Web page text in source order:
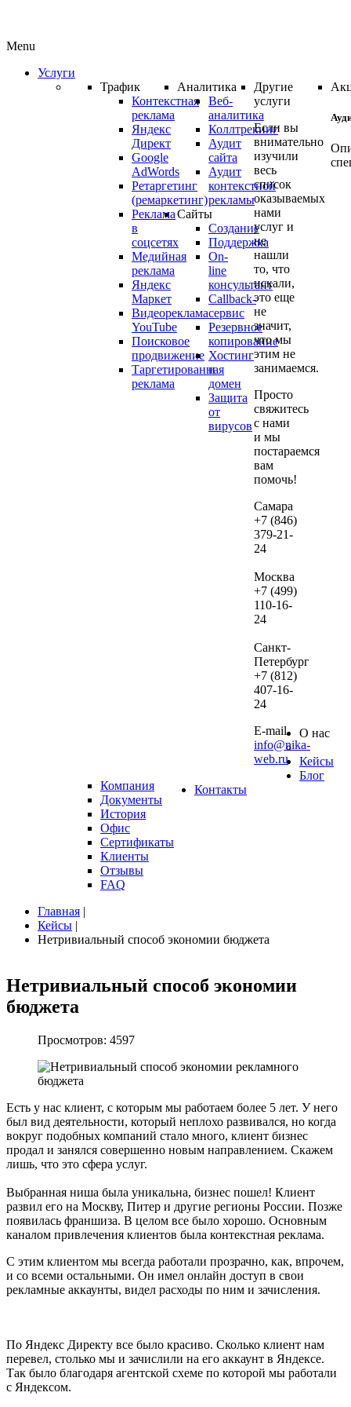
Menu
Услуги
Трафик
Контекстная
реклама
Яндекс
Директ
Google
AdWords
Ретаргетинг
(ремаркетинг)
Реклама
в
соцсетях
Медийная
реклама
Яндекс
Маркет
Видеореклама
YouTube
Поисковое
продвижение
Таргетированная
реклама
Аналитика
Веб-
аналитика
Коллтрекинг
Аудит
сайта
Аудит
контекстной
рекламы
Сайты
Создание
Поддержка
On-
line
консультант
Callback-
сервис
Резервное
копирование
Хостинг
и
домен
Защита
от
вирусов
Другие
услуги
Если вы
внимательно
изучили
весь
список
оказываемых
нами
услуг и
не
нашли
то, что
искали,
это еще
не
значит,
что мы
этим не
занимаемся.
Просто
свяжитесь
с нами
и мы
постараемся
вам
помочь!
Самара
+7 (846)
379-21-
24
Москва
+7 (499)
110-16-
24
Санкт-
Петербург
+7 (812)
407-16-
24
E-mail
info@nika-
web.ru
О нас
Компания
Документы
История
Офис
Сертификаты
Клиенты
Отзывы
FAQ
Кейсы
Блог
Контакты
Главная |
Кейсы |
Нетривиальный способ экономии бюджета
Нетривиальный способ экономии
бюджета
Просмотров: 4597
Есть у нас клиент, с которым мы работаем более 5 лет. У него
был вид деятельности, который неплохо развивался, но когда
вокруг подобных компаний стало много, клиент бизнес
продал и занялся совершенно новым направлением. Скажем
лишь, что это сфера услуг.
Выбранная ниша была уникальна, бизнес пошел! Клиент
развил его на Москву, Питер и другие регионы России. Позже
появилась франшиза. В целом все было хорошо. Основным
каналом привлечения клиентов была контекстная реклама.
С этим клиентом мы всегда работали прозрачно, как, впрочем,
и со всеми остальными. Он имел онлайн доступ в свои
рекламные аккаунты, видел расходы по ним и зачисления.
По Яндекс Директу все было красиво. Сколько клиент нам
перевел, столько мы и зачислили на его аккаунт в Яндексе.
Так было благодаря агентской схеме по которой мы работали
с Яндексом.